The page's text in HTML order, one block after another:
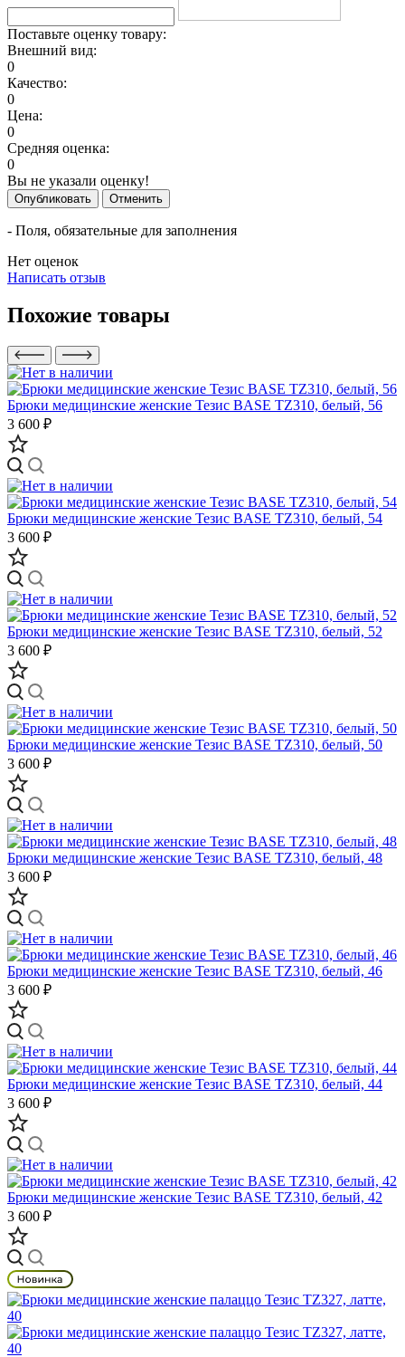
Поставьте оценку товару:
Внешний вид:
0
Качество:
0
Цена:
0
Средняя оценка:
0
Вы не указали оценку!
Опубликовать Отменить
- Поля, обязательные для заполнения
Нет оценок
Написать отзыв
Похожие товары
Брюки медицинские женские Тезис BASE TZ310, белый, 56
3 600 ₽
Брюки медицинские женские Тезис BASE TZ310, белый, 54
3 600 ₽
Брюки медицинские женские Тезис BASE TZ310, белый, 52
3 600 ₽
Брюки медицинские женские Тезис BASE TZ310, белый, 50
3 600 ₽
Брюки медицинские женские Тезис BASE TZ310, белый, 48
3 600 ₽
Брюки медицинские женские Тезис BASE TZ310, белый, 46
3 600 ₽
Брюки медицинские женские Тезис BASE TZ310, белый, 44
3 600 ₽
Брюки медицинские женские Тезис BASE TZ310, белый, 42
3 600 ₽